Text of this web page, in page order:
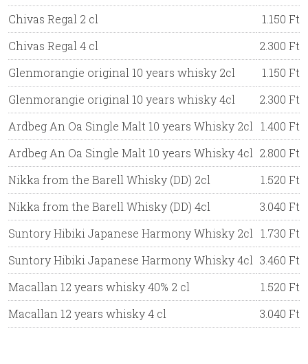
Chivas Regal 2 cl
1.150 Ft
Chivas Regal 4 cl
2.300 Ft
Glenmorangie original 10 years whisky 2cl
1.150 Ft
Glenmorangie original 10 years whisky 4cl
2.300 Ft
Ardbeg An Oa Single Malt 10 years Whisky 2cl
1.400 Ft
Ardbeg An Oa Single Malt 10 years Whisky 4cl 2.800 Ft
Nikka from the Barell Whisky (DD) 2cl
1.520 Ft
Nikka from the Barell Whisky (DD) 4cl
3.040 Ft
Suntory Hibiki Japanese Harmony Whisky 2cl
1.730 Ft
Suntory Hibiki Japanese Harmony Whisky 4cl 3.460 Ft
Macallan 12 years whisky 40% 2 cl
1.520 Ft
Macallan 12 years whisky 4 cl
3.040 Ft